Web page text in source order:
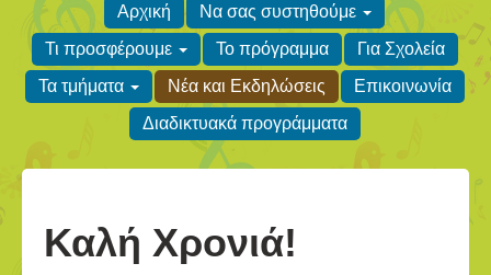
Αρχική
Να σας συστηθούμε
Τι προσφέρουμε
Το πρόγραμμα
Για Σχολεία
Τα τμήματα
Νέα και Εκδηλώσεις
Επικοινωνία
Διαδικτυακά προγράμματα
Καλή Χρονιά!